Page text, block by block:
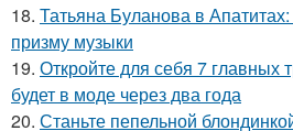
18. Татьяна Буланова в
призму музыки
19. Откройте для себя 7 главных
будет в моде через два года
20. Станьте пепельной